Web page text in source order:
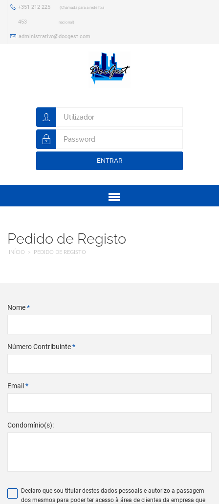
+351 212 225
453
(Chamada para a rede fixa
nacional)
administrativo@docgest.com
ENTRAR
Menu
Pedido de Registo
INÍCIO PEDIDO DE REGISTO
Nome*
Número Contribuinte*
Email *
Condomínio(s):
Declaro que sou titular destes dados pessoais e autorizo a passagem
dos mesmos para poder ter acesso à área de clientes da empresa que